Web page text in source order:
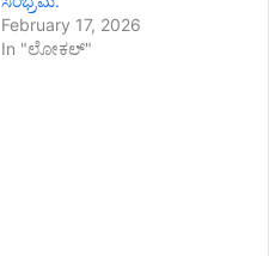
February 17, 2026
In "ಲೋಕಲ್"